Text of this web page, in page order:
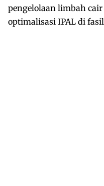
pengelolaan limbah
optimalisasi IPAL di